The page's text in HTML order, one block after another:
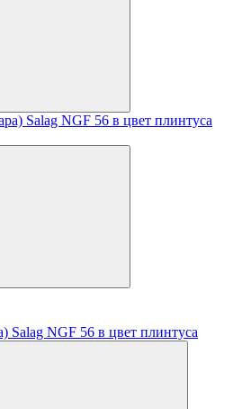
Salag NGF 56 в цвет плинтуса